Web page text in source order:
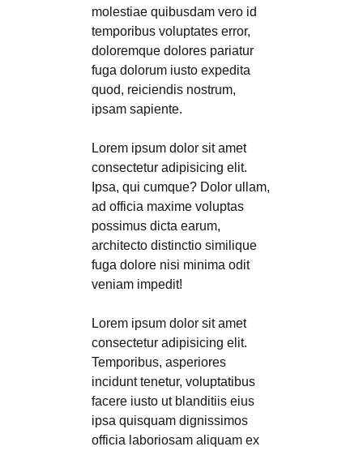
molestiae quibusdam vero id
temporibus voluptates error,
doloremque dolores pariatur
fuga dolorum iusto expedita
quod, reiciendis nostrum,
ipsam sapiente.
Lorem ipsum dolor sit amet
consectetur adipisicing elit.
Ipsa, qui cumque? Dolor ullam,
ad officia maxime voluptas
possimus dicta earum,
architecto distinctio similique
fuga dolore nisi minima odit
veniam impedit!
Lorem ipsum dolor sit amet
consectetur adipisicing elit.
Temporibus, asperiores
incidunt tenetur, voluptatibus
facere iusto ut blanditiis eius
ipsa quisquam dignissimos
officia laboriosam aliquam ex